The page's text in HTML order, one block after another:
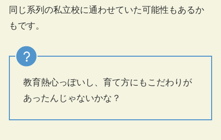
同じ系列の私立校に通わせていた可能性もあるか
もです。
教育熱心っぽいし、育て方にもこだわりが
あったんじゃないかな？